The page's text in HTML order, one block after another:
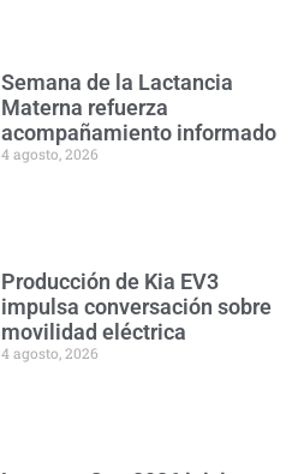
Semana de la Lactancia
Materna refuerza
acompañamiento informado
4 agosto, 2026
Producción de Kia EV3
impulsa conversación sobre
movilidad eléctrica
4 agosto, 2026